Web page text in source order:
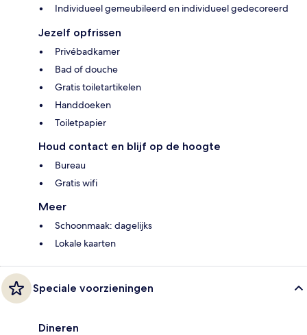
Individueel gemeubileerd en individueel gedecoreerd
Jezelf opfrissen
Privébadkamer
Bad of douche
Gratis toiletartikelen
Handdoeken
Toiletpapier
Houd contact en blijf op de hoogte
Bureau
Gratis wifi
Meer
Schoonmaak: dagelijks
Lokale kaarten
Speciale voorzieningen
Dineren